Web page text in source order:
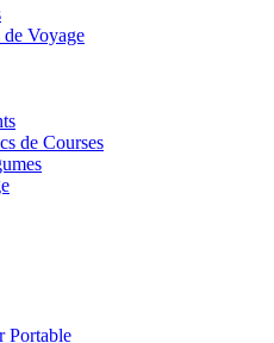
Voyage
de Courses
Portable